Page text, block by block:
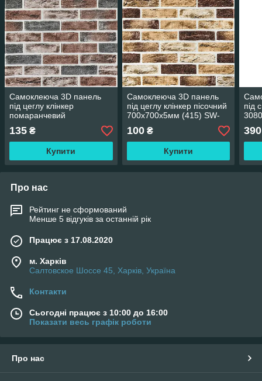
Самоклеюча 3D панель
під цеглу клінкер
помаранчевий
700x700x6мм (414) SW-
00000769
135 ₴
Купити
Самоклеюча 3D панель
під цеглу клінкер пісочний
700x700x5мм (415) SW-
00000770
100₴
Купити
під
390
Про нас
Рейтинг не сформований
Менше 5 відгуків за останній рік
Працює з 17.08.2020
м. Харків
Салтовское Шоссе 45, Харків, Україна
Контакти
Сьогодні працює з 10:00 до 16:00
Показати весь графік роботи
Про нас